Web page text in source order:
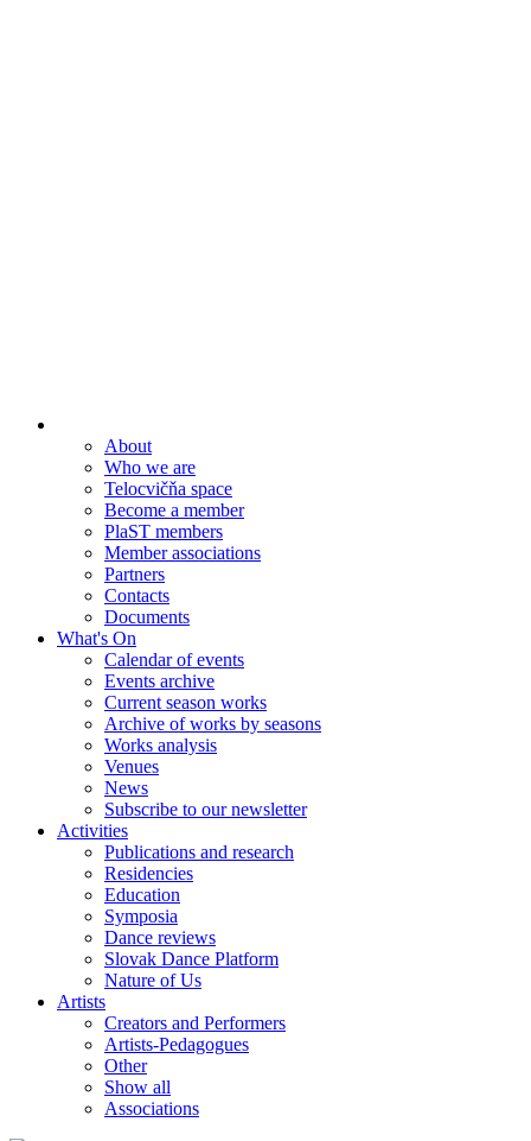
About
Who we are
Telocvičňa space
Become a member
PlaST members
Member associations
Partners
Contacts
Documents
What's On
Calendar of events
Events archive
Current season works
Archive of works by seasons
Works analysis
Venues
News
Subscribe to our newsletter
Activities
Publications and research
Residencies
Education
Symposia
Dance reviews
Slovak Dance Platform
Nature of Us
Artists
Creators and Performers
Artists-Pedagogues
Other
Show all
Associations